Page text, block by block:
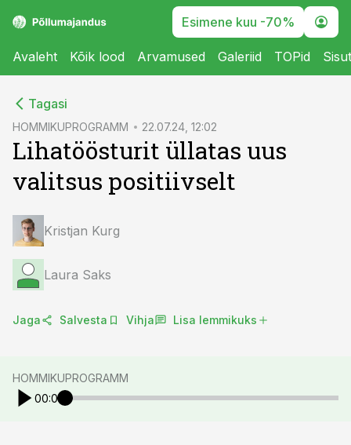
Esimene kuu -70%
Avaleht Kõik lood Arvamused Galeriid TOPid
Tagasi
HOMMIKUPROGRAMM 22.07.24, 12:02
Lihatöösturit üllatas uus
valitsus positiivselt
Kristjan Kurg
Laura Saks
Jaga Salvesta Vihja Lisa lemmikuks
HOMMIKUPROGRAMM
00:00